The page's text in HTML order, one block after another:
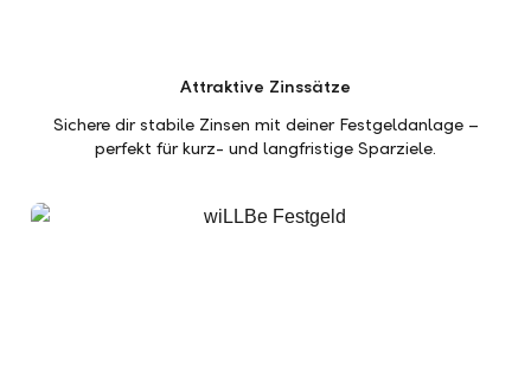
Attraktive Zinssätze
Sichere dir stabile Zinsen mit deiner Festgeldanlage –
perfekt für kurz- und langfristige Sparziele.